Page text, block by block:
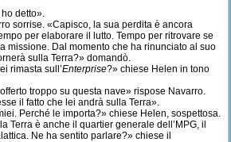
detto».
sorrise. «Capisco, la sua perdita è ancora
per elaborare il lutto. Tempo per ritrovare se
missione. Dal momento che ha rinunciato al suo
sulla Terra?» domandò.
rimasta sull’Enterprise?» chiese Helen in tono
troppo su questa nave» rispose Navarro.
il fatto che lei andrà sulla Terra».
Perché le importa?» chiese Helen, sospettosa.
Terra è anche il quartier generale dell’MPG, il
Ne ha sentito parlare?» chiese il